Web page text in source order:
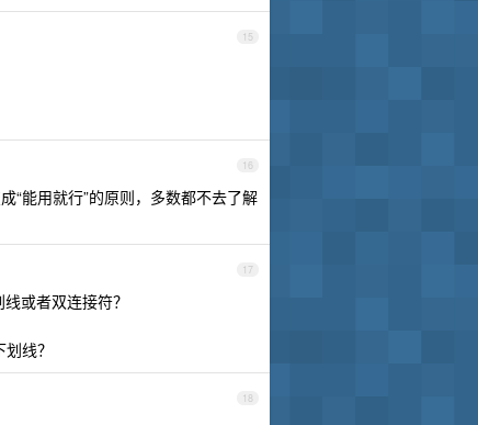
15
16
“能用就行”的原则，多数都不去了解
17
或者双连接符？
线？
18